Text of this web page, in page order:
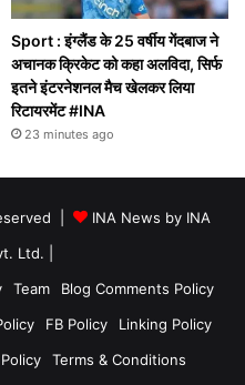
Sport : इंग्लैंड के 25 वर्षीय गेंदबाज ने
अचानक क्रिकेट को कहा अलविदा, सिर्फ
इतने इंटरनेशनल मैच खेलकर लिया
रिटायरमेंट #INA
23 minutes ago
|
INA News by INA
Ltd.
Team
Blog Comments Policy
FB Policy
Linking Policy
Terms & Conditions